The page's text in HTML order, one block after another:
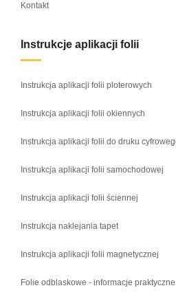
Kontakt
Instrukcje aplikacji folii
Instrukcja aplikacji folii ploterowych
Instrukcja aplikacji folii okiennych
Instrukcja aplikacji folii do druku
Instrukcja aplikacji folii samochodowej
Instrukcja aplikacji folii ściennej
Instrukcja naklejania tapet
Instrukcja aplikacji folii magnetycznej
Folie odblaskowe - informacje